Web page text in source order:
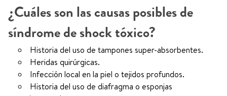
¿Cuáles son las causas posibles de
síndrome de shock tóxico?
Historia del uso de tampones super-absorbentes.
Heridas quirúrgicas.
Infección local en la piel o tejidos profundos.
Historia del uso de diafragma o esponjas